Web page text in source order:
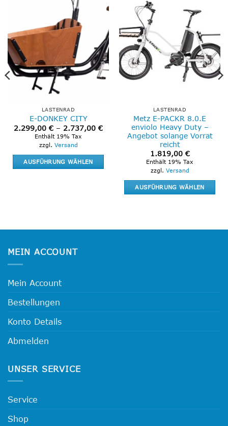
LASTENRAD
E-DONKEY CITY
2.299,00 € – 2.737,00 €Preisspanne:
2.299,00 €
Enthält 19% Tax
zzgl. Versand
AUSFÜHRUNG WÄHLEN
Optionen
der
gewählt
wishlist
LASTENRAD
Metz E-PACKR 8.0.E
enviolo Heavy Duty –
Angebot solange Vorrat
reicht
1.819,00 €
Enthält 19% Tax
zzgl. Versand
AUSFÜHRUNG WÄHLEN
mehrere
MEIN ACCOUNT
Mein Account
Bestellungen
Konto Details
Abmelden
UNSER SERVICE
Service
Shop